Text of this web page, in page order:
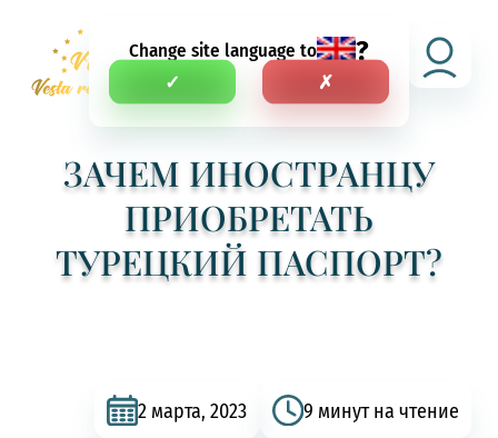
Change site language to ?
✓ ✗
RU
ЗАЧЕМ ИНОСТРАНЦУ
ПРИОБРЕТАТЬ
ТУРЕЦКИЙ ПАСПОРТ?
2 марта, 2023 9 минут на чтение